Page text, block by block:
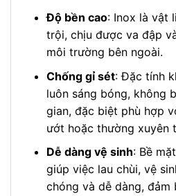
Độ bền cao: Inox là vật
trội, chịu được va đập
môi trường bên ngoài.
Chống gỉ sét: Đặc tính
luôn sáng bóng, không
gian, đặc biệt phù hợp
ướt hoặc thường xuyên
Dễ dàng vệ sinh: Bề
giúp việc lau chùi, vệ
chóng và dễ dàng, đảm